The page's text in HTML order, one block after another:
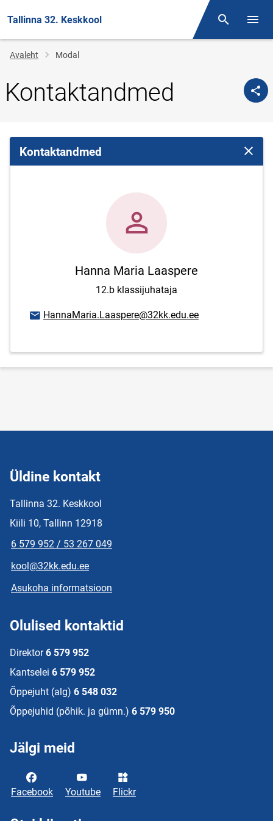
Tallinna 32. Keskkool Otsing
Jälglink
Avaleht Modal
Kontaktandmed
Kontaktandmed Sulge
Hanna Maria Laaspere
12.b klassijuhataja
E-posti aadress
HannaMaria.Laaspere@32kk.edu.ee
Üldine kontakt
Tallinna 32. Keskkool
Kiili 10, Tallinn 12918
6 579 952 / 53 267 049
kool@32kk.edu.ee
Asukoha informatsioon
Olulised kontaktid
Direktor 6 579 952
Kantselei 6 579 952
Õppejuht (alg) 6 548 032
Õppejuhid (põhik. ja gümn.) 6 579 950
Jälgi meid
Facebook Youtube Flickr